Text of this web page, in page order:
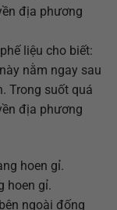
liệu cho biết:
nằm ngay sau
Trong suốt quá
địa phương
hoen gỉ.